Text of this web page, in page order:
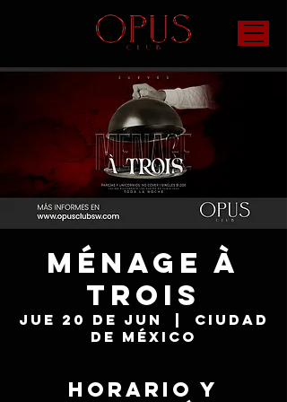
Ménage à
Trois
jue 20 de jun
Ciudad
de México
Horario y